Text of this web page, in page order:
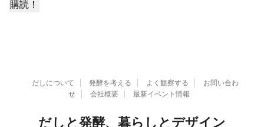
だしについて 発酵を考える よく観察する
お問い合わ
せ
会社概要 最新イベント情報
だしと発酵、暮らしとデザイン